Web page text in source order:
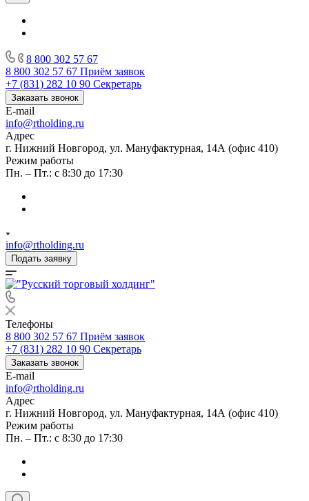
8 800 302 57 67
8 800 302 57 67 Приём заявок
+7 (831) 282 10 90 Секретарь
Заказать звонок
E-mail
info@rtholding.ru
Адрес
г. Нижний Новгород, ул. Мануфактурная, 14А (офис 410)
Режим работы
Пн. – Пт.: с 8:30 до 17:30
info@rtholding.ru
Подать заявку
Телефоны
8 800 302 57 67 Приём заявок
+7 (831) 282 10 90 Секретарь
Заказать звонок
E-mail
info@rtholding.ru
Адрес
г. Нижний Новгород, ул. Мануфактурная, 14А (офис 410)
Режим работы
Пн. – Пт.: с 8:30 до 17:30